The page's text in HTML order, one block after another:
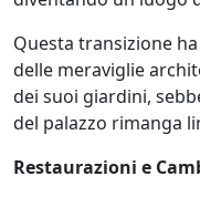
Questa transizione
delle meraviglie
dei suoi giardini,
del palazzo rimanga
Restaurazioni e